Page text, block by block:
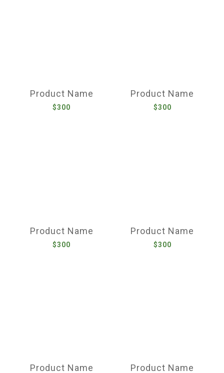
Product Name
$300
Product Name
$300
Product Name
$300
Product Name
$300
Product Name Product Name